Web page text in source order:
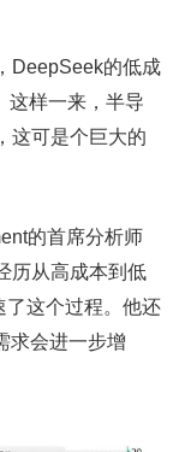
DeepSeek的低成
这样一来，半导
这可是个巨大的
的首席分析师
历从高成本到低
了这个过程。他还
求会进一步增